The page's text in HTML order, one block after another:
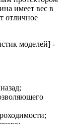
имеет вес в
отличное